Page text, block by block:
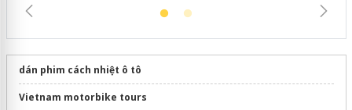
dán phim cách nhiệt ô tô
Vietnam motorbike tours